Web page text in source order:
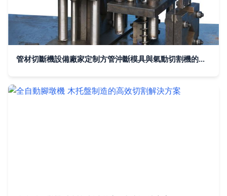
管材切斷機設備廠家定制方管沖斷模具與氣動切割機的綜合解決方案